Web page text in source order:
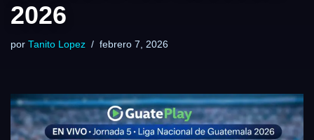
2026
por Tanito Lopez febrero 7, 2026